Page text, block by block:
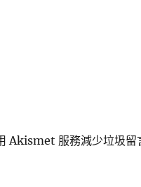
Akismet 服務減少垃圾留